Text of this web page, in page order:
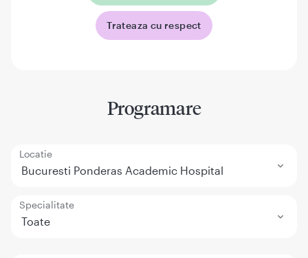
Trateaza cu respect
Programare
Locatie
Bucuresti Ponderas Academic Hospital
Specialitate
Toate